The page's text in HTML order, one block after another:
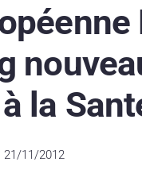
la
21/11/2012